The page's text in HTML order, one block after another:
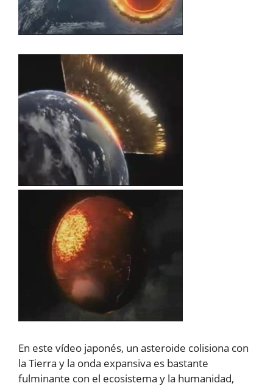
En este vídeo japonés, un asteroide colisiona con
la Tierra y la onda expansiva es bastante
fulminante con el ecosistema y la humanidad,